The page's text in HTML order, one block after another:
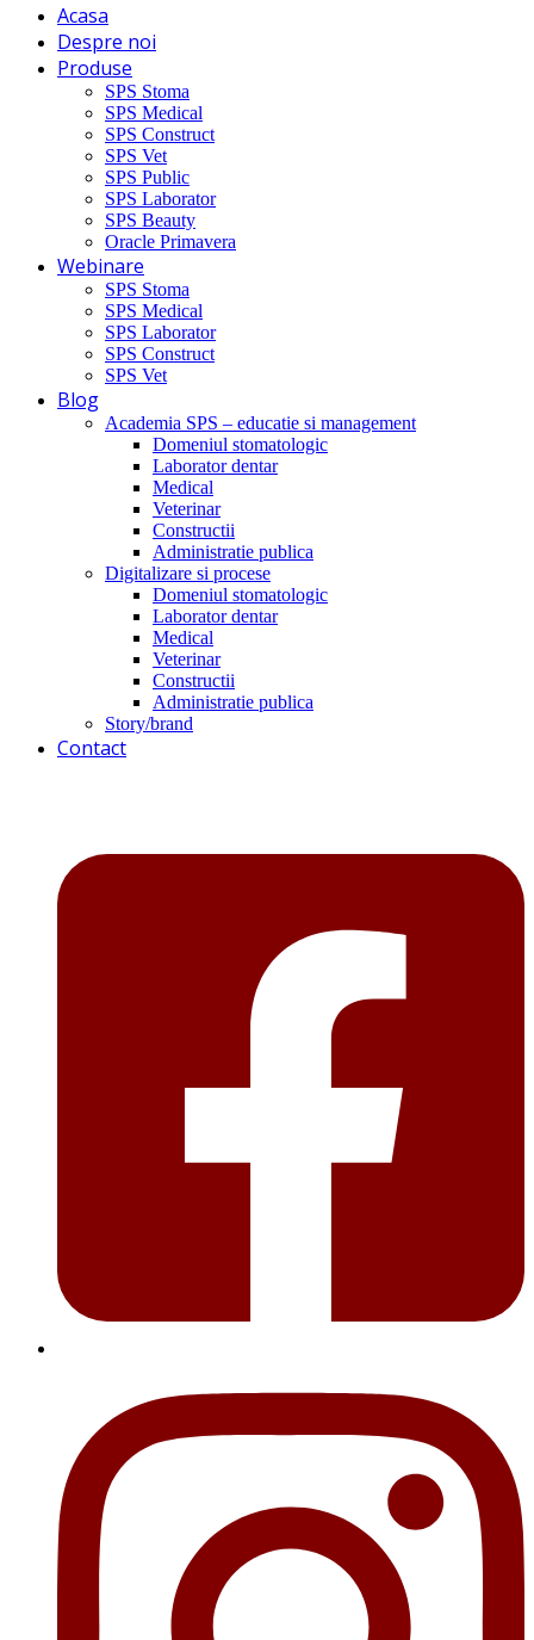
Acasa
Despre noi
Produse
SPS Stoma
SPS Medical
SPS Construct
SPS Vet
SPS Public
SPS Laborator
SPS Beauty
Oracle Primavera
Webinare
SPS Stoma
SPS Medical
SPS Laborator
SPS Construct
SPS Vet
Blog
Academia SPS – educatie si management
Domeniul stomatologic
Laborator dentar
Medical
Veterinar
Constructii
Administratie publica
Digitalizare si procese
Domeniul stomatologic
Laborator dentar
Medical
Veterinar
Constructii
Administratie publica
Story/brand
Contact